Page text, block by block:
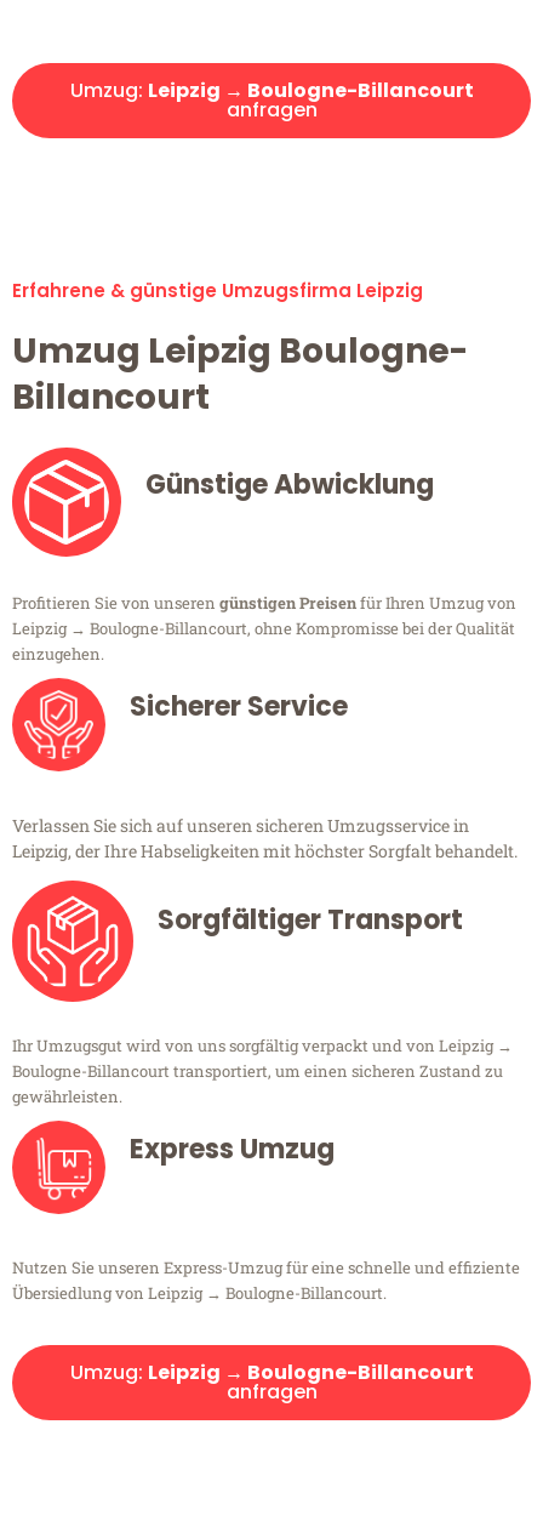
Umzug: Leipzig → Boulogne-Billancourt
anfragen
Erfahrene & günstige Umzugsfirma Leipzig
Umzug Leipzig Boulogne-
Billancourt
Günstige Abwicklung
Profitieren Sie von unseren günstigen Preisenfür Ihren Umzug von
Leipzig → Boulogne-Billancourt, ohne Kompromisse bei der Qualität
einzugehen.
Sicherer Service
Verlassen Sie sich auf unseren sicheren Umzugsservice in
Leipzig, der Ihre Habseligkeiten mit höchster Sorgfalt behandelt.
Sorgfältiger Transport
Ihr Umzugsgut wird von uns sorgfältig verpackt und von Leipzig →
Boulogne-Billancourt transportiert, um einen sicheren Zustand zu
gewährleisten.
Express Umzug
Nutzen Sie unseren Express-Umzug für eine schnelle und effiziente
Übersiedlung von Leipzig → Boulogne-Billancourt.
Umzug: Leipzig → Boulogne-Billancourt
anfragen